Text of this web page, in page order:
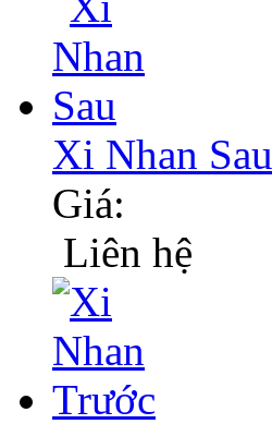
Xi Nhan Sau
Giá:
Liên hệ